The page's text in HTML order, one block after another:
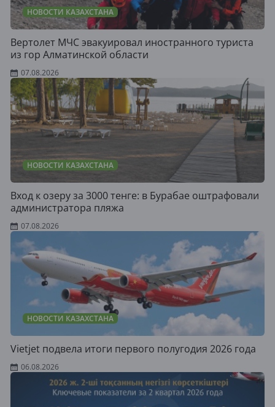
НОВОСТИ КАЗАХСТАНА
Вертолет МЧС эвакуировал иностранного туриста
из гор Алматинской области
07.08.2026
НОВОСТИ КАЗАХСТАНА
Вход к озеру за 3000 тенге: в Бурабае оштрафовали
администратора пляжа
07.08.2026
НОВОСТИ КАЗАХСТАНА
Vietjet подвела итоги первого полугодия 2026 года
06.08.2026